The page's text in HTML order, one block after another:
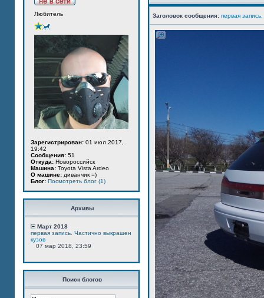
Любитель
Зарегистрирован: 01 июл 2017,
19:42
Сообщения: 51
Откуда: Новороссийск
Машина: Toyota Vista Ardeo
О машине: диванчик =)
Блог: Посмотреть блог (1)
Архивы
Март 2018
первая запись. Частично выкрашен
кузов
07 мар 2018, 23:59
Поиск блогов
Заголовок сообщения: первая